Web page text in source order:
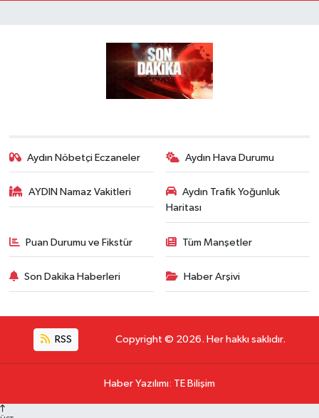
Aydın Nöbetçi Eczaneler Aydın Hava Durumu
AYDIN Namaz Vakitleri
Aydın Trafik Yoğunluk
Haritası
Puan Durumu ve Fikstür Tüm Manşetler
Son Dakika Haberleri Haber Arşivi
RSS Copyright © 2026. Her hakkı saklıdır.
Haber Yazılımı: TE Bilişim